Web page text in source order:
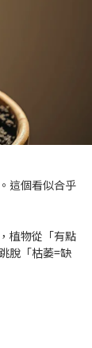
這個看似合乎
植物從「有點
脫「枯萎=缺